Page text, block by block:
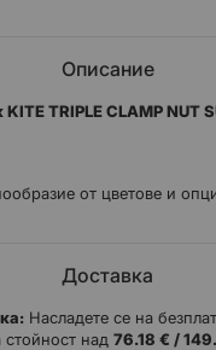
Описание
TRIPLE CLAMP NUT
от цветове и
Доставка
Насладете се на
над 76.18 € /